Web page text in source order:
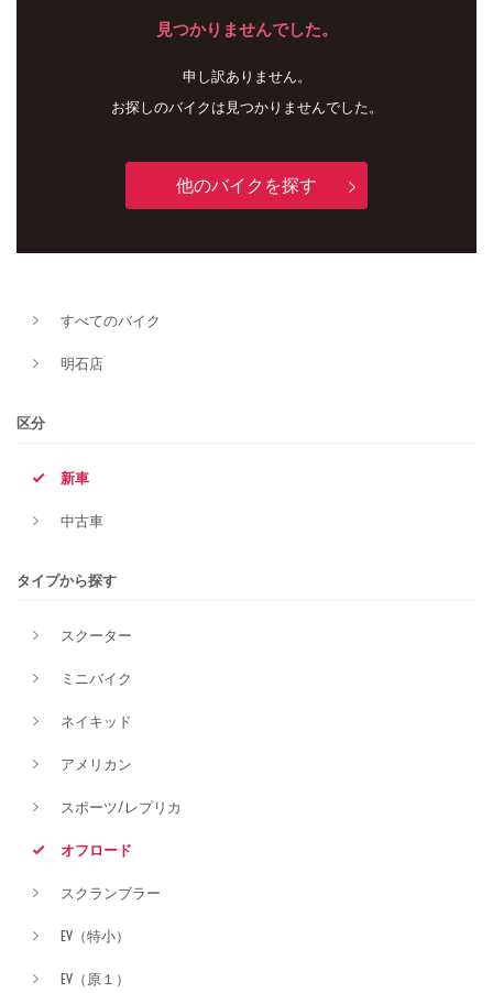
見つかりませんでした。
申し訳ありません。
お探しのバイクは見つかりませんでした。
他のバイクを探す
すべてのバイク
明石店
区分
新車
中古車
タイプから探す
スクーター
ミニバイク
ネイキッド
アメリカン
スポーツ/レプリカ
オフロード
スクランブラー
EV（特小）
EV（原１）
新車
タイプ
価格